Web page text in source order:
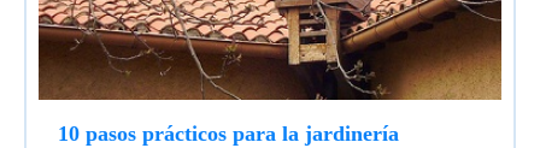
10 pasos prácticos para la jardinería